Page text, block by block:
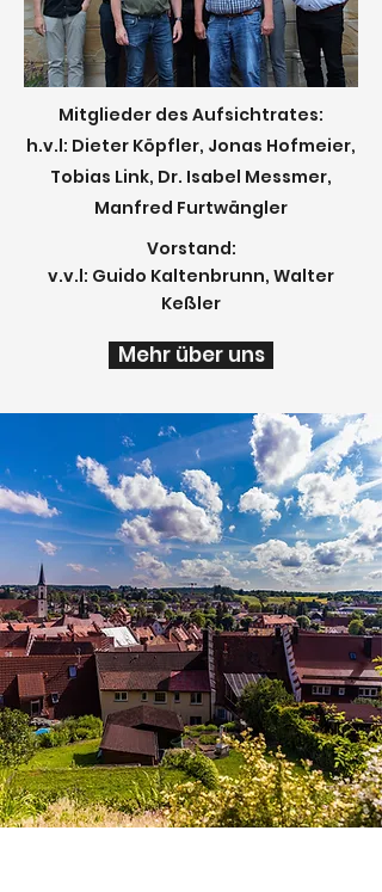
Mitglieder des Aufsichtrates:
h.v.l: Dieter Köpfler, Jonas Hofmeier,
Tobias Link, Dr. Isabel Messmer,
Manfred Furtwängler
Vorstand:
v.v.l: Guido Kaltenbrunn, Walter
Keßler
Mehr über uns